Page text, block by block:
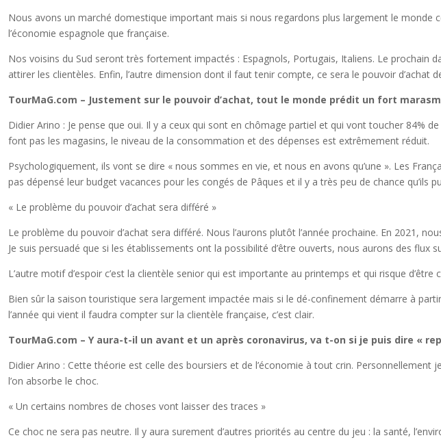
Nous avons un marché domestique important mais si nous regardons plus largement le
l’économie espagnole que française.
Nos voisins du Sud seront très fortement impactés : Espagnols, Portugais, Italiens. Le prochain
attirer les clientèles. Enfin, l’autre dimension dont il faut tenir compte, ce sera le pouvoir d’achat
TourMaG.com – Justement sur le pouvoir d’achat, tout le monde prédit un fort
Didier Arino : Je pense que oui. Il y a ceux qui sont en chômage partiel et qui vont toucher 84%
font pas les magasins, le niveau de la consommation et des dépenses est extrêmement réduit.
Psychologiquement, ils vont se dire « nous sommes en vie, et nous en avons qu’une ». Les
pas dépensé leur budget vacances pour les congés de Pâques et il y a très peu de chance
« Le problème du pouvoir d’achat sera différé »
Le problème du pouvoir d’achat sera différé. Nous l’aurons plutôt l’année prochaine. En 2021,
Je suis persuadé que si les établissements ont la possibilité d’être ouverts, nous aurons des
L’autre motif d’espoir c’est la clientèle senior qui est importante au printemps et qui risque
Bien sûr la saison touristique sera largement impactée mais si le dé-confinement démarre à
l’année qui vient il faudra compter sur la clientèle française, c’est clair.
TourMaG.com – Y aura-t-il un avant et un après coronavirus, va t-on si je puis dire «
Didier Arino : Cette théorie est celle des boursiers et de l’économie à tout crin.
l’on absorbe le choc.
« Un certains nombres de choses vont laisser des traces »
Ce choc ne sera pas neutre. Il y aura surement d’autres priorités au centre du jeu : la santé,